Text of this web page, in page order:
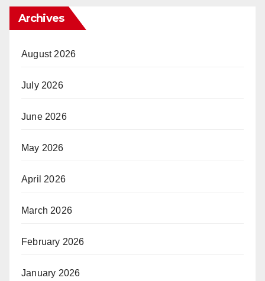
Archives
August 2026
July 2026
June 2026
May 2026
April 2026
March 2026
February 2026
January 2026